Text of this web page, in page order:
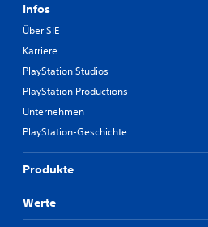
Infos
Über SIE
Karriere
PlayStation Studios
PlayStation Productions
Unternehmen
PlayStation-Geschichte
Produkte
Werte